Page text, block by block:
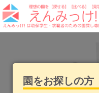
園をお探しの方